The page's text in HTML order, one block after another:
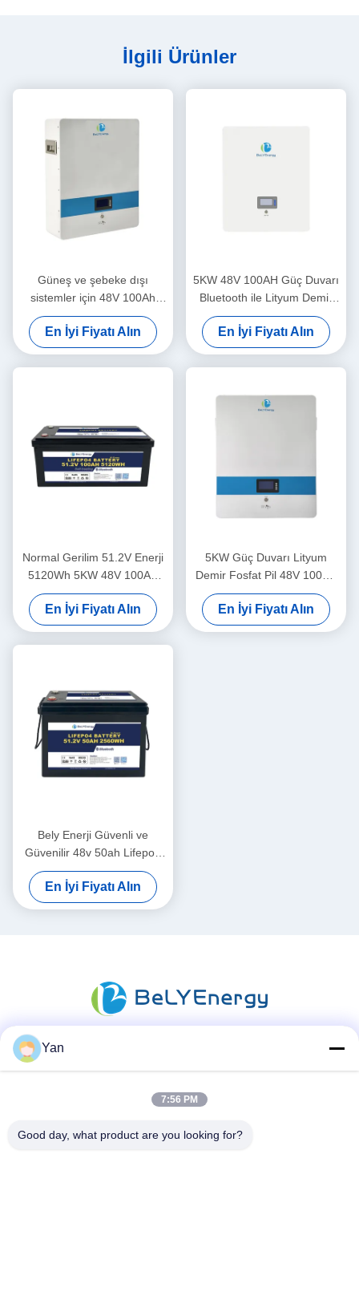
İlgili Ürünler
Güneş ve şebeke dışı
sistemler için 48V 100Ah
LiFePO4 pil paketi
En İyi Fiyatı Alın
5KW 48V 100AH Güç Duvarı
Bluetooth ile Lityum Demir
Fosfat Pil
En İyi Fiyatı Alın
Normal Gerilim 51.2V Enerji
5120Wh 5KW 48V 100AH
LiFePO4 Pil, İsteğe Bağlı
Bluetooth ve Kendiliğinden
Isıtma Özelliği
En İyi Fiyatı Alın
5KW Güç Duvarı Lityum
Demir Fosfat Pil 48V 100AH
Konut Enerji Depolama İçin
En İyi Fiyatı Alın
Bely Enerji Güvenli ve
Güvenilir 48v 50ah Lifepo4
Batarya Paketi
En İyi Fiyatı Alın
Hızlı iletişim
Yan
7:56 PM
Good day, what product are you looking for?